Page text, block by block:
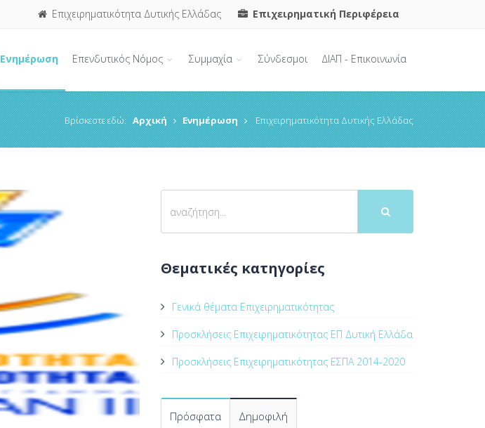
Επιχειρηματικότητα Δυτικής Ελλάδας Επιχειρηματική Περιφέρεια
Ενημέρωση Επενδυτικός Νόμος Συμμαχία Σύνδεσμοι ΔΙΑΠ - Επικοινωνία
Βρίσκεστε εδώ: Αρχική Ενημέρωση Επιχειρηματικότητα Δυτικής Ελλάδας
Θεματικές κατηγορίες
Γενικά θέματα Επιχειρηματικότητας
Προσκλήσεις Επιχειρηματικότητας ΕΠ Δυτική Ελλάδα
Προσκλήσεις Επιχειρηματικότητας ΕΣΠΑ 2014-2020
Πρόσφατα Δημοφιλή